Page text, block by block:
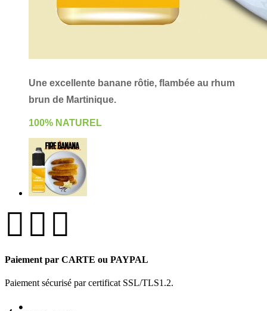
Une excellente banane rôtie, flambée au rhum
brun de Martinique.
100% NATUREL
Paiement par CARTE ou PAYPAL
Paiement sécurisé par certificat SSL/TLS1.2.